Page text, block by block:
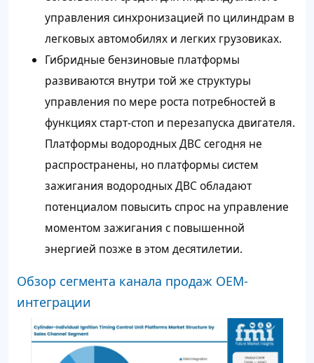
управления синхронизацией по цилиндрам в
легковых автомобилях и легких грузовиках.
Гибридные бензиновые платформы
развиваются внутри той же структуры
управления по мере роста потребностей в
функциях старт-стоп и перезапуска двигателя.
Платформы водородных ДВС сегодня не
распространены, но платформы систем
зажигания водородных ДВС обладают
потенциалом повысить спрос на управление
моментом зажигания с повышенной
энергией позже в этом десятилетии.
Обзор сегмента канала продаж OEM-
интеграции